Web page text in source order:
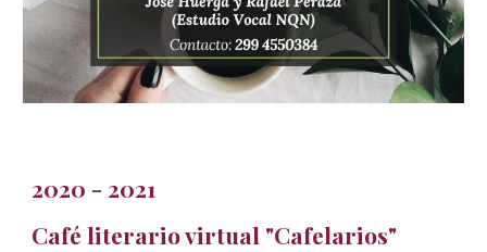
2020 - 2021
Café literario virtual "Cafelarios"